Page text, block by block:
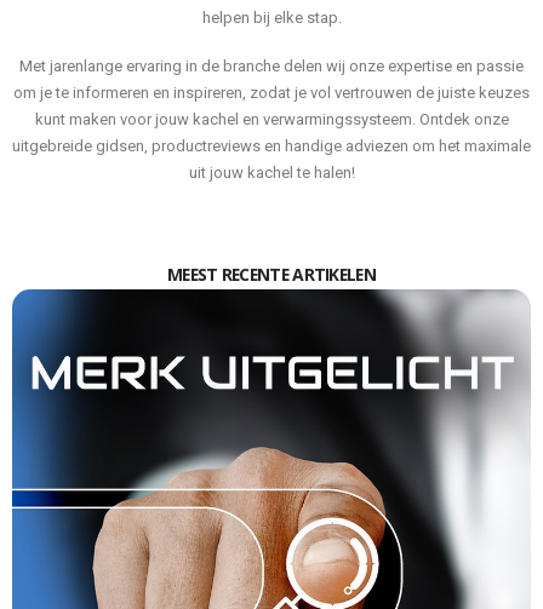
helpen bij elke stap.
Met jarenlange ervaring in de branche delen wij onze expertise en passie
om je te informeren en inspireren, zodat je vol vertrouwen de juiste keuzes
kunt maken voor jouw kachel en verwarmingssysteem. Ontdek onze
uitgebreide gidsen, productreviews en handige adviezen om het maximale
uit jouw kachel te halen!
MEEST RECENTE ARTIKELEN